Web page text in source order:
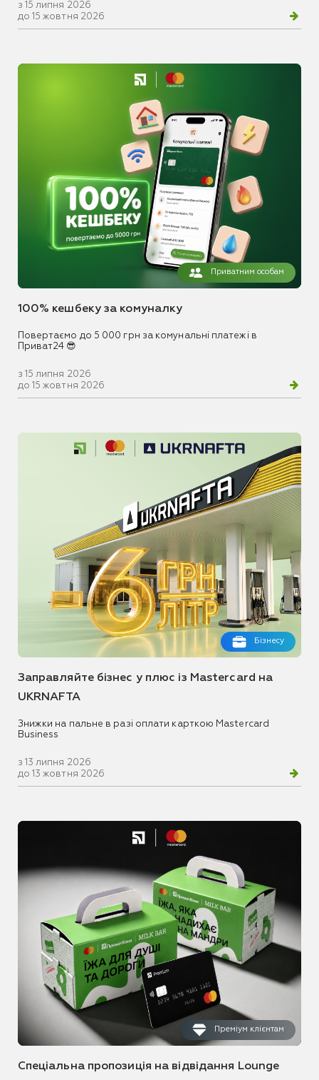
з 15 липня 2026
до 15 жовтня 2026
Приватним особам
100% кешбеку за комуналку
Повертаємо до 5 000 грн за комунальні платежі в
Приват24 😎
з 15 липня 2026
до 15 жовтня 2026
Бізнесу
Заправляйте бізнес у плюс із Mastercard на
UKRNAFTA
Знижки на пальне в разі оплати карткою Mastercard
Business
з 13 липня 2026
до 13 жовтня 2026
Преміум клієнтам
Спеціальна пропозиція на відвідання Lounge